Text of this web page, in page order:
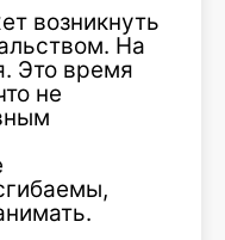
возникнуть
На
Это время
не